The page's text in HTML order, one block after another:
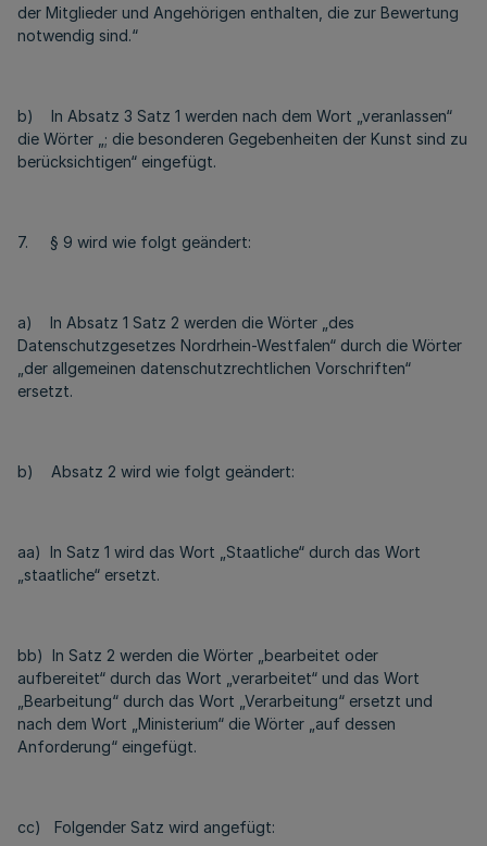
der Mitglieder und Angehörigen enthalten, die zur Bewertung
notwendig sind.“
b) In Absatz 3 Satz 1 werden nach dem Wort „veranlassen“
die Wörter „; die besonderen Gegebenheiten der Kunst sind zu
berücksichtigen“ eingefügt.
7. § 9 wird wie folgt geändert:
a) In Absatz 1 Satz 2 werden die Wörter „des
Datenschutzgesetzes Nordrhein-Westfalen“ durch die Wörter
„der allgemeinen datenschutzrechtlichen Vorschriften“
ersetzt.
b) Absatz 2 wird wie folgt geändert:
aa) In Satz 1 wird das Wort „Staatliche“ durch das Wort
„staatliche“ ersetzt.
bb) In Satz 2 werden die Wörter „bearbeitet oder
aufbereitet“ durch das Wort „verarbeitet“ und das Wort
„Bearbeitung“ durch das Wort „Verarbeitung“ ersetzt und
nach dem Wort „Ministerium“ die Wörter „auf dessen
Anforderung“ eingefügt.
cc) Folgender Satz wird angefügt: